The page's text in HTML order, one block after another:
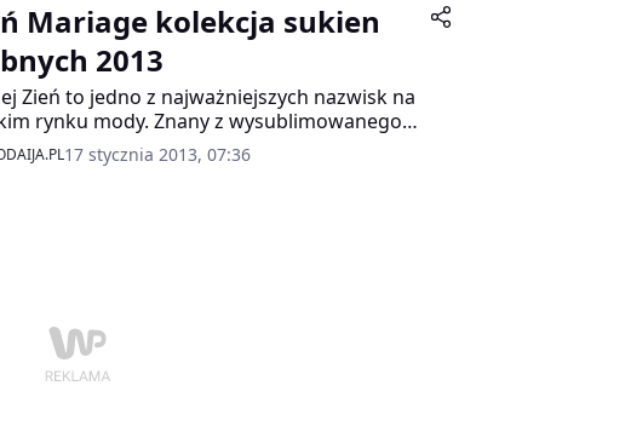
Mariage kolekcja sukien
2013
Zień to jedno z najważniejszych nazwisk na
rynku mody. Znany z wysublimowanego
spektakularnych sukien, które chciałaby
każda kobieta, chociaż raz. Od przeszło
17 stycznia 2013, 07:36